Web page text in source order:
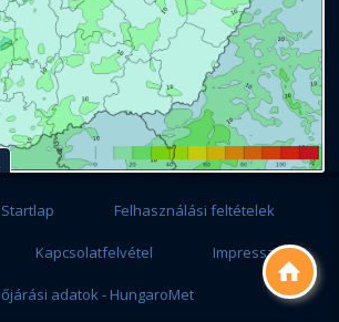

Felhasználási feltételek
Kapcsolatfelvétel Impresszum
adatok - HungaroMet